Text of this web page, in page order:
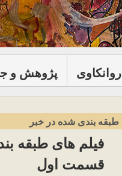
پژوهش و روانكاوی
طبقه بندی شده در خبر
فیلم های طبقه
قسمت اول